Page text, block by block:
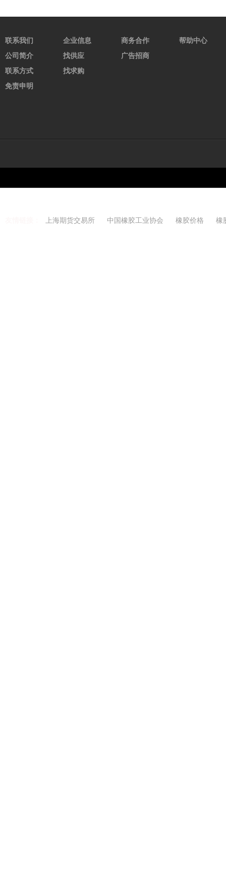
联系我们
公司简介
联系方式
免责申明
企业信息
找供应
找求购
商务合作
广告招商
帮助中心
上海期货交易所 中国橡胶工业协会 橡胶价格 橡